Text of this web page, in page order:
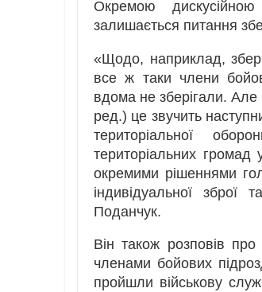
Окремою
залишається питання
«Щодо, наприклад,
все ж таки члени
вдома не зберігали. Але
ред.) це звучить
територіальної
територіальних громад
окремими рішеннями
індивідуальної
Поданчук.
Він також розповів
членами бойових
пройшли військову